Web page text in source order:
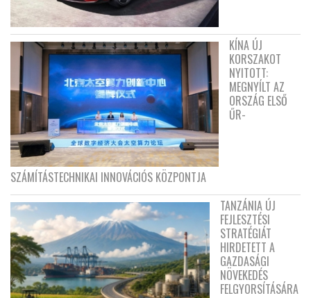
KÍNA ÚJ
KORSZAKOT
NYITOTT:
MEGNYÍLT AZ
ORSZÁG ELSŐ
ŰR-
SZÁMÍTÁSTECHNIKAI INNOVÁCIÓS KÖZPONTJA
TANZÁNIA ÚJ
FEJLESZTÉSI
STRATÉGIÁT
HIRDETETT A
GAZDASÁGI
NÖVEKEDÉS
FELGYORSÍTÁSÁRA